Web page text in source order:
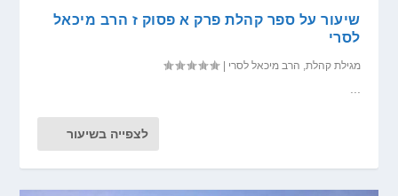
שיעור על ספר קהלת פרק א פסוק ז הרב מיכאל
לסרי
מגילת קהלת, הרב מיכאל לסרי |
לצפייה בשיעור